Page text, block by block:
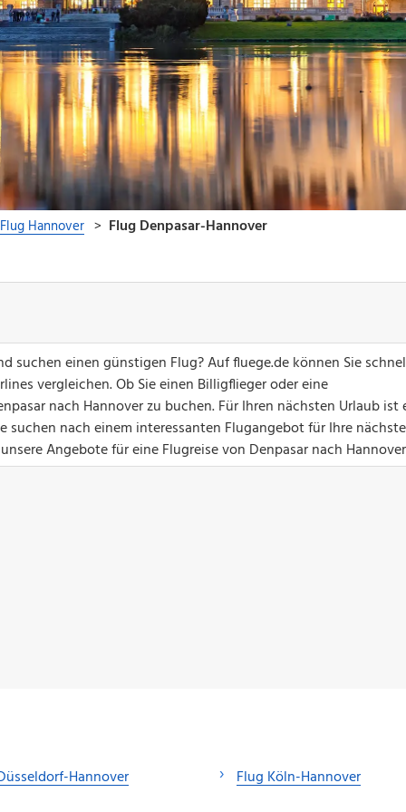
suchen einen günstigen Flug? Auf fluege.de können Sie
vergleichen. Ob Sie einen Billigflieger oder eine
nach Hannover zu buchen. Für Ihren nächsten Urlaub ist
nach einem interessanten Flugangebot für Ihre nächste
Angebote für eine Flugreise von Denpasar nach
Hannover Flug Köln-Hannover